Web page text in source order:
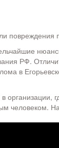
повреждения
РФ.
в
человеком.